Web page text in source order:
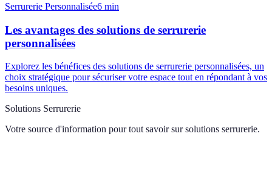
Serrurerie Personnalisée6 min
Les avantages des solutions de serrurerie
personnalisées
Explorez les bénéfices des solutions de serrurerie personnalisées, un
choix stratégique pour sécuriser votre espace tout en répondant à vos
besoins uniques.
Solutions Serrurerie
Votre source d'information pour tout savoir sur solutions serrurerie.